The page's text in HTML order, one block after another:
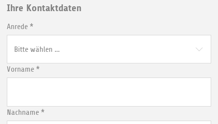
Ihre Kontaktdaten
Anrede *
Vorname *
Nachname *